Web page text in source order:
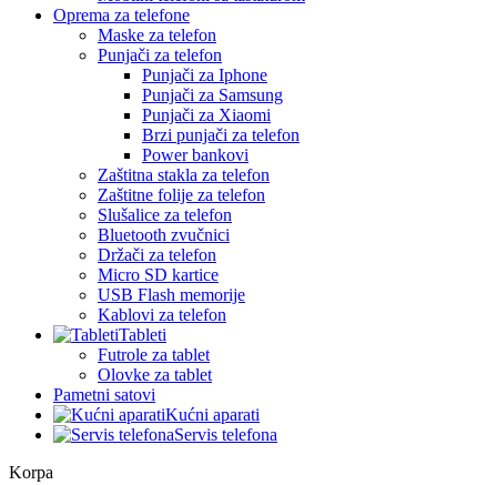
Oprema za telefone
Maske za telefon
Punjači za telefon
Punjači za Iphone
Punjači za Samsung
Punjači za Xiaomi
Brzi punjači za telefon
Power bankovi
Zaštitna stakla za telefon
Zaštitne folije za telefon
Slušalice za telefon
Bluetooth zvučnici
Držači za telefon
Micro SD kartice
USB Flash memorije
Kablovi za telefon
Tableti
Futrole za tablet
Olovke za tablet
Pametni satovi
Kućni aparati
Servis telefona
Korpa